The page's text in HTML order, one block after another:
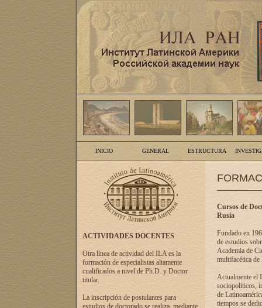
INICIO GENERAL ESTRUCTURA
ACTIVIDADES DOCENTES
Otra línea de actividad del ILA es la
formación de especialistas altamente
cualificados a nivel de Ph.D. y Doctor
titular.
La inscripción de postulantes para
estudios de doctorado se realiza, mediante
Cursos de
Rusia
Fundado en
de estudios
Academia de
multifacética de
Actualmente el
sociopolíticos,
de
tiempos se